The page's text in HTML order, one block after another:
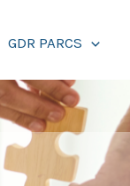
GDR PARCS